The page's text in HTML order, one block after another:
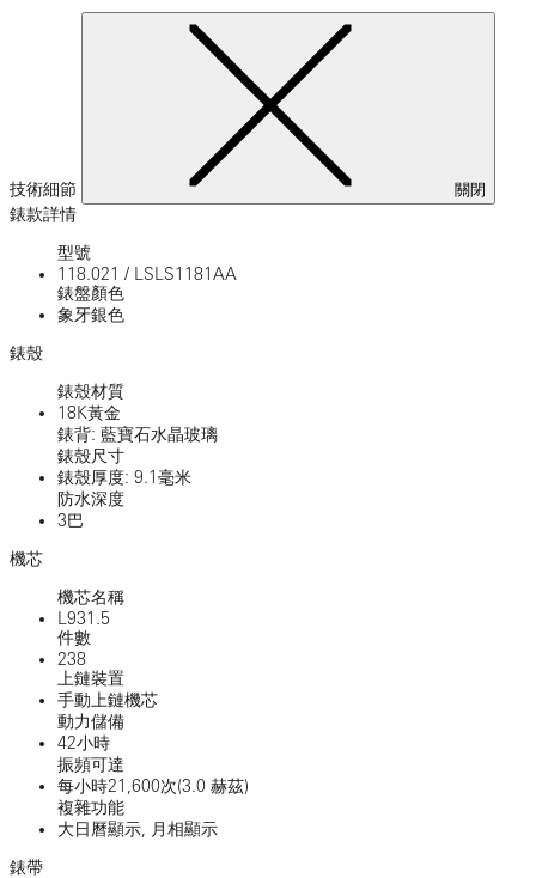
技術細節 關閉
錶款詳情
型號
118.021 / LSLS1181AA
錶盤顏色
象牙銀色
錶殼
錶殼材質
18K黃金
錶背: 藍寶石水晶玻璃
錶殼尺寸
錶殼厚度: 9.1毫米
防水深度
3巴
機芯
機芯名稱
L931.5
件數
238
上鏈裝置
手動上鏈機芯
動力儲備
42小時
振頻可達
每小時21,600次(3.0 赫茲)
複雜功能
大日曆顯示, 月相顯示
錶帶